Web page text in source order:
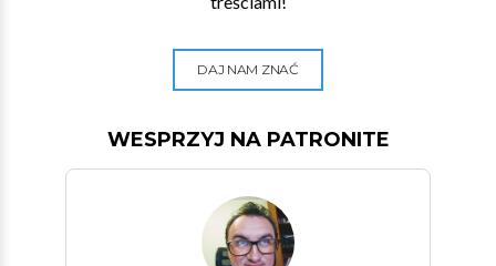
DAJ NAM ZNAĆ
WESPRZYJ NA PATRONITE